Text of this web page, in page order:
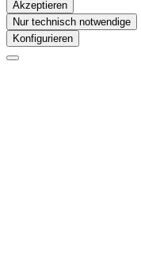
Akzeptieren
Nur technisch notwendige
Konfigurieren